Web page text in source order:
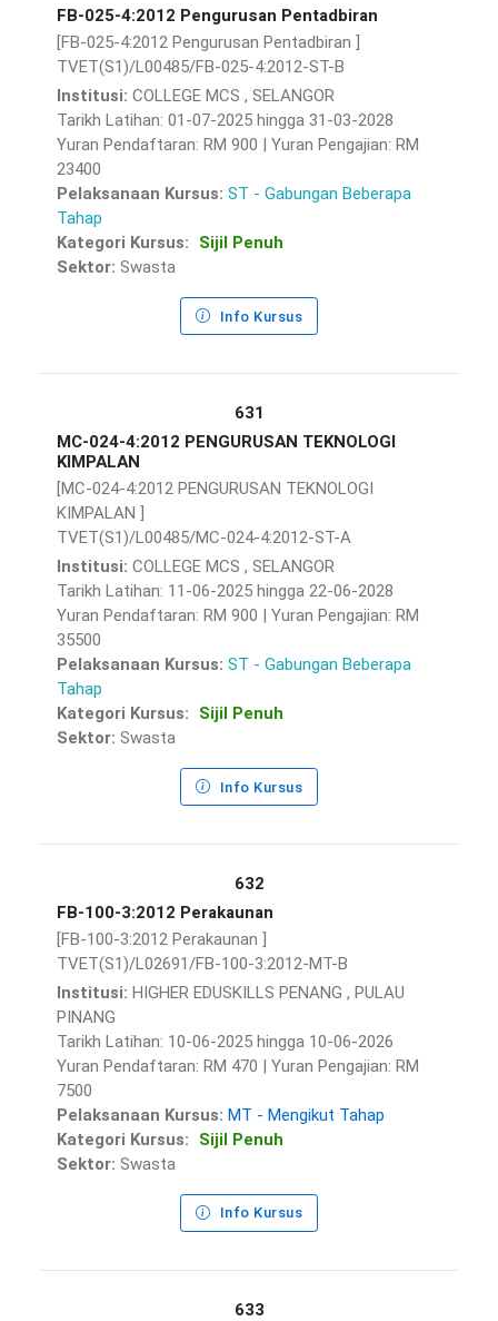
FB-025-4:2012 Pengurusan Pentadbiran
[FB-025-4:2012 Pengurusan Pentadbiran ]
TVET(S1)/L00485/FB-025-4:2012-ST-B
Institusi: COLLEGE MCS , SELANGOR
Tarikh Latihan: 01-07-2025 hingga 31-03-2028
Yuran Pendaftaran: RM 900 | Yuran Pengajian: RM
23400
Pelaksanaan Kursus: ST - Gabungan Beberapa
Tahap
Kategori Kursus:
Sijil Penuh
Sektor: Swasta
Info Kursus
631
MC-024-4:2012 PENGURUSAN TEKNOLOGI
KIMPALAN
[MC-024-4:2012 PENGURUSAN TEKNOLOGI
KIMPALAN ]
TVET(S1)/L00485/MC-024-4:2012-ST-A
Institusi: COLLEGE MCS , SELANGOR
Tarikh Latihan: 11-06-2025 hingga 22-06-2028
Yuran Pendaftaran: RM 900 | Yuran Pengajian: RM
35500
Pelaksanaan Kursus: ST - Gabungan Beberapa
Tahap
Kategori Kursus:
Sijil Penuh
Sektor: Swasta
Info Kursus
632
FB-100-3:2012 Perakaunan
[FB-100-3:2012 Perakaunan ]
TVET(S1)/L02691/FB-100-3:2012-MT-B
Institusi: HIGHER EDUSKILLS PENANG , PULAU
PINANG
Tarikh Latihan: 10-06-2025 hingga 10-06-2026
Yuran Pendaftaran: RM 470 | Yuran Pengajian: RM
7500
Pelaksanaan Kursus: MT - Mengikut Tahap
Kategori Kursus:
Sijil Penuh
Sektor: Swasta
Info Kursus
633